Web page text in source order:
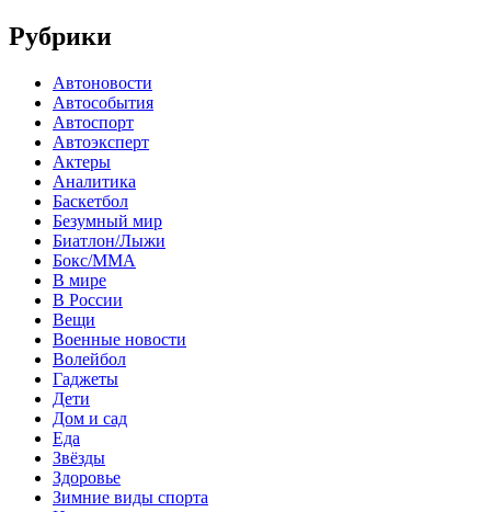
Рубрики
Автоновости
Автособытия
Автоспорт
Автоэксперт
Актеры
Аналитика
Баскетбол
Безумный мир
Биатлон/Лыжи
Бокс/MMA
В мире
В России
Вещи
Военные новости
Волейбол
Гаджеты
Дети
Дом и сад
Еда
Звёзды
Здоровье
Зимние виды спорта